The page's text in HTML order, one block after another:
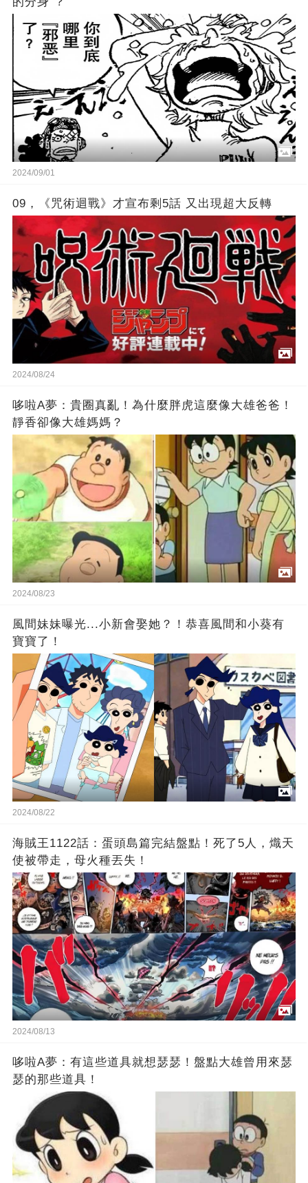
2024/09/01
09，《咒術迴戰》才宣布剩5話 又出現超大反轉
2024/08/24
哆啦A夢：貴圈真亂！為什麼胖虎這麼像大雄爸爸！
靜香卻像大雄媽媽？
2024/08/23
風間妹妹曝光...小新會娶她？！恭喜風間和小葵有
寶寶了！
2024/08/22
海賊王1122話：蛋頭島篇完結盤點！死了5人，熾天
使被帶走，母火種丟失！
2024/08/13
哆啦A夢：有這些道具就想瑟瑟！盤點大雄曾用來瑟
瑟的那些道具！